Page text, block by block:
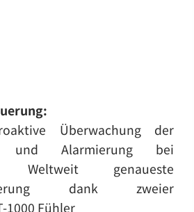
Überwachung der
und Alarmierung bei
Weltweit genaueste
dank zweier
1000 Fühler